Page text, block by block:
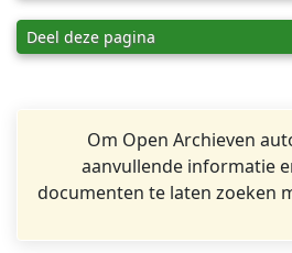
Deel deze pagina
Om Open Archieven
aanvullende informatie
documenten te laten zoeken